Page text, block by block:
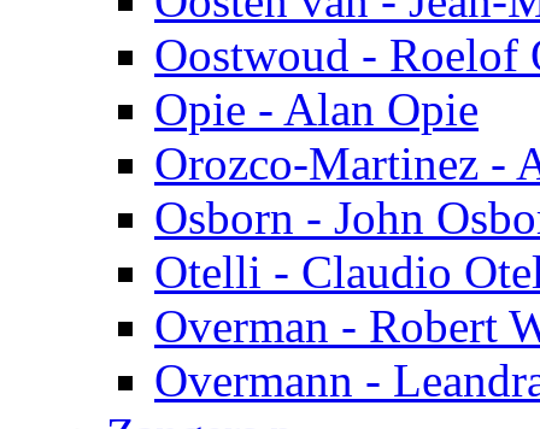
Oostwoud - Roelof
Opie - Alan Opie
Orozco-Martinez -
Osborn - John
Otelli - Claudio
Overman - Robert
Overmann -